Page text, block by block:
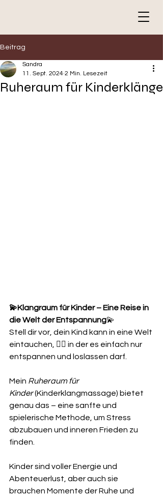
Beitrag
Ruheraum für Kinderklänge
Sandra
11. Sept. 2024 2 Min. Lesezeit
💫Klangraum für Kinder – Eine Reise in
die Welt der Entspannung💫
Stell dir vor, dein Kind kann in eine Welt
eintauchen, 🧚‍♂️ in der es einfach nur
entspannen und loslassen darf.
Mein Ruheraum für
Kinder (Kinderklangmassage) bietet
genau das – eine sanfte und
spielerische Methode, um Stress
abzubauen und inneren Frieden zu
finden.
Kinder sind voller Energie und
Abenteuerlust, aber auch sie
brauchen Momente der Ruhe und